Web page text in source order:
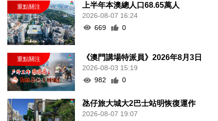
上半年本澳總人口68.65萬人
2026-08-07 16:24
669
0
《澳門講場特派員》2026年8月3日
2026-08-03 15:19
982
0
氹仔旅大城大2巴士站明恢復運作
2026-08-07 19:07